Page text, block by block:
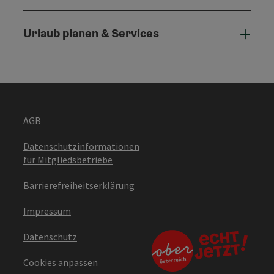
Urlaub planen & Services
AGB
Datenschutzinformationen
für Mitgliedsbetriebe
Barrierefreiheitserklärung
Impressum
Datenschutz
Cookies anpassen